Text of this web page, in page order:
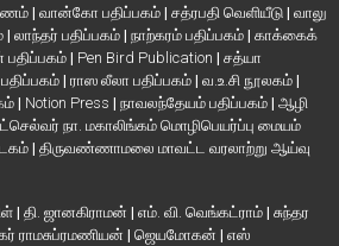
| வான்கோ பதிப்பகம் | சத்ரபதி வெளியீடு | வாலு
| லாந்தர் பதிப்பகம் | நாற்கரம் பதிப்பகம் | காக்கைக்
| Pen Bird Publication | சத்யா
| ராஸ லீலா பதிப்பகம் | வ.உ.சி நூலகம் |
| Notion Press | நாவலந்தேயம் பதிப்பகம் | ஆழி
நா. மகாலிங்கம் மொழிபெயர்ப்பு மையம்
| திருவண்ணாமலை மாவட்ட வரலாற்று ஆய்வு
| தி. ஜானகிராமன் | எம். வி. வெங்கட்ராம் | சுந்தர
ராமசுப்ரமணியன் | ஜெயமோகன் | எஸ்